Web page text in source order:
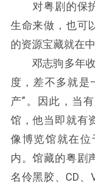
对粤剧的保护
生命来做，也可
的资源宝藏就在中
邓志驹多年收
度，差不多就是
产”。因此，当
馆，他当即就有
像博览馆就在
内。馆藏的粤剧
名伶黑胶、CD、